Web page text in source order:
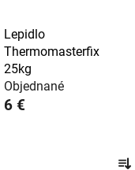
Lepidlo
Thermomasterfix
25kg
Objednané
6 €